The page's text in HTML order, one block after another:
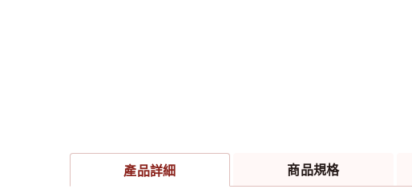
產品詳細 商品規格